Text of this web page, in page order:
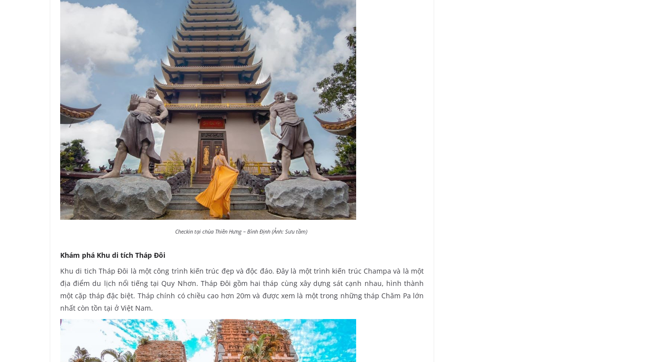
Checkin tại chùa Thiên Hưng – Bình Định (Ảnh: Sưu tầm)
Khám phá Khu di tích Tháp Đôi
Khu di tich Tháp Đôi là một công trình kiến trúc đẹp và độc đáo. Đây là một trình kiến trúc Champa và là một
địa điểm du lịch nổi tiếng tại Quy Nhơn. Tháp Đôi gồm hai tháp cùng xây dựng sát cạnh nhau, hình thành
một cặp tháp đặc biệt. Tháp chính có chiều cao hơn 20m và được xem là một trong những tháp Chăm Pa lớn
nhất còn tồn tại ở Việt Nam.